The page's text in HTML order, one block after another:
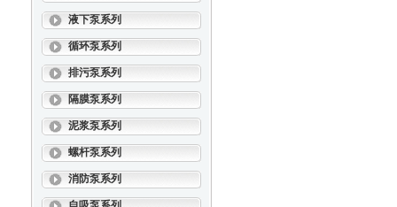
液下泵系列
循环泵系列
排污泵系列
隔膜泵系列
泥浆泵系列
螺杆泵系列
消防泵系列